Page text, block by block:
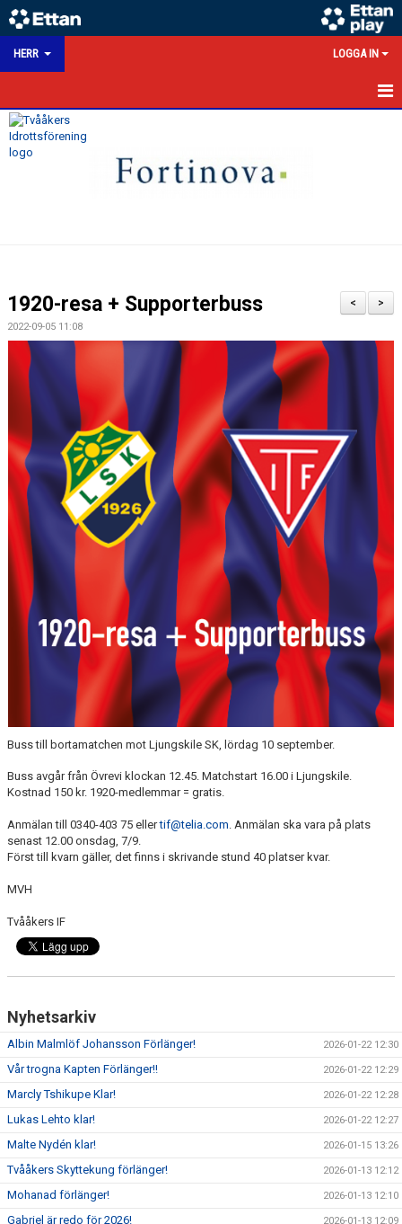
HERR LOGGA IN
HEM
BILDGALLERI
DOKUMENT
HERRSEKTION
>
<
1920-resa + Supporterbuss
2022-09-05 11:08
Buss till bortamatchen mot Ljungskile SK, lördag 10 september.
Buss avgår från Övrevi klockan 12.45. Matchstart 16.00 i Ljungskile.
Kostnad 150 kr. 1920-medlemmar = gratis.
Anmälan till 0340-403 75 ellertif@telia.com. Anmälan ska vara på plats
senast 12.00 onsdag, 7/9.
Först till kvarn gäller, det finns i skrivande stund 40 platser kvar.
MVH
Tvååkers IF
Nyhetsarkiv
Albin Malmlöf Johansson Förlänger! 2026-01-22 12:30
Vår trogna Kapten Förlänger!! 2026-01-22 12:29
Marcly Tshikupe Klar! 2026-01-22 12:28
Lukas Lehto klar! 2026-01-22 12:27
Malte Nydén klar! 2026-01-15 13:26
Tvååkers Skyttekung förlänger! 2026-01-13 12:12
Mohanad förlänger! 2026-01-13 12:10
Gabriel är redo för 2026! 2026-01-13 12:09